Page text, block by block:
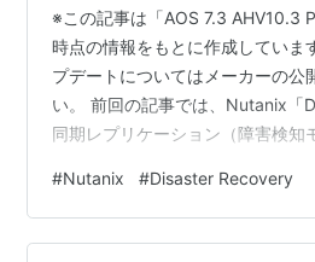
※この記事は「AOS 7.3 AHV10.3
時点の情報をもとに作成していま
プデートについてはメーカーの公
い。 前回の記事では、Nutanix「
同期レプリケーション（障害検知
モード: Automatic」を試してみま
の環境 2. 同期レプリケーション
検知モードの動作確認 1.今回の環
#Nutanix #Disaster Recovery